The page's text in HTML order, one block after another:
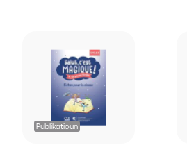
Publikatioun